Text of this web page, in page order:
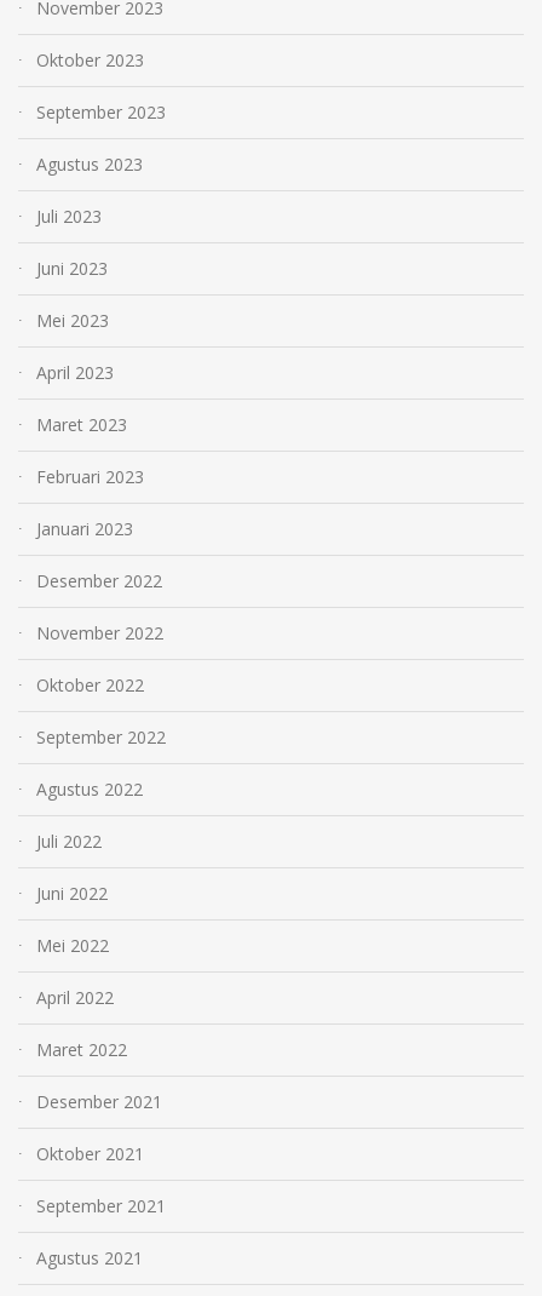
November 2023
Oktober 2023
September 2023
Agustus 2023
Juli 2023
Juni 2023
Mei 2023
April 2023
Maret 2023
Februari 2023
Januari 2023
Desember 2022
November 2022
Oktober 2022
September 2022
Agustus 2022
Juli 2022
Juni 2022
Mei 2022
April 2022
Maret 2022
Desember 2021
Oktober 2021
September 2021
Agustus 2021